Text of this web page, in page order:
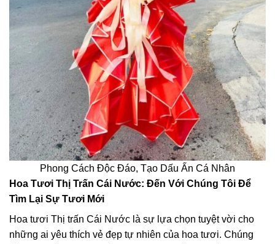
Phong Cách Độc Đáo, Tạo Dấu Ấn Cá Nhân
Hoa Tươi Thị Trấn Cái Nước: Đến Với Chúng Tôi Để
Tìm Lại Sự Tươi Mới
Hoa tươi Thị trấn Cái Nước là sự lựa chọn tuyệt vời cho
những ai yêu thích vẻ đẹp tự nhiên của hoa tươi. Chúng